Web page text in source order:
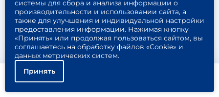
ОСТАВЬТЕ ЗАЯВКУ, И МЫ
ПОДОБРАТЬ ТАРИФ
системы для сбора и анализа информации о
производительности и использовании сайта, а
также для улучшения и индивидуальной настройки
предоставления информации. Нажимая кнопку
«Принять» или продолжая пользоваться сайтом, вы
соглашаетесь на обработку файлов «Cookie» и
данных метрических систем.
Принять